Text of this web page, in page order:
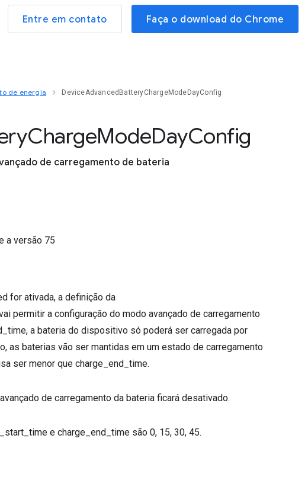
Entre em contato Faça o download do Chrome
de energia DeviceAdvancedBatteryChargeModeDayConfig
ChargeModeDayConfig
de carregamento de bateria
a versão 75
for ativada, a definição da
permitir a configuração do modo avançado de carregamento
a bateria do dispositivo só poderá ser carregada por
as baterias vão ser mantidas em um estado de carregamento
ser menor que charge_end_time.
de carregamento da bateria ficará desativado.
e charge_end_time são 0, 15, 30, 45.